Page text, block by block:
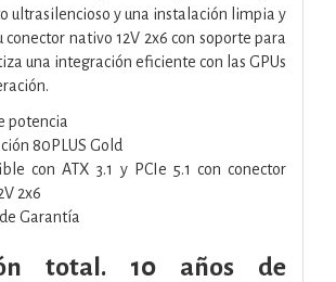
ultrasilencioso y una instalación limpia y
nativo 12V 2x6 con soporte para
una integración eficiente con las GPUs
potencia
80PLUS Gold
con ATX 3.1 y PCIe 5.1 con conector
2x6
Garantía
total. 10 años de